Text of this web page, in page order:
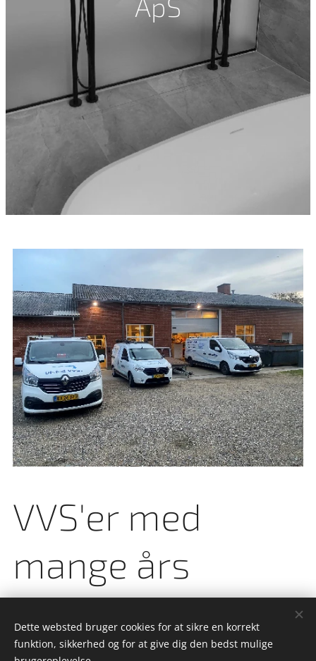
ApS
VVS'er med
mange års
erfaring
Dette websted bruger cookies for at sikre en korrekt
funktion, sikkerhed og for at give dig den bedst mulige